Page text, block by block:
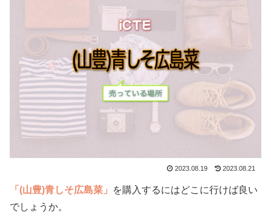
2023.08.19 2023.08.21
「(山豊)青しそ広島菜」
を購入するにはどこに行けば良い
でしょうか。